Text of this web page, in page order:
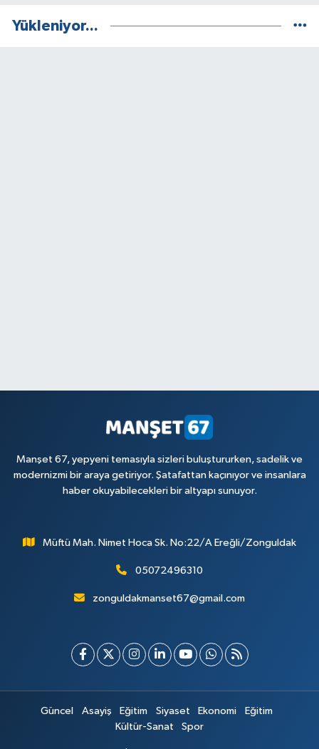
Yükleniyor...
Manşet 67, yepyeni temasıyla sizleri buluştururken, sadelik ve
modernizmi bir araya getiriyor. Şatafattan kaçınıyor ve insanlara
haber okuyabilecekleri bir altyapı sunuyor.
Müftü Mah. Nimet Hoca Sk. No:22/A Ereğli/Zonguldak
05072496310
zonguldakmanset67@gmail.com
Güncel Asayiş Eğitim Siyaset Ekonomi
Eğitim
Kültür-Sanat
Spor